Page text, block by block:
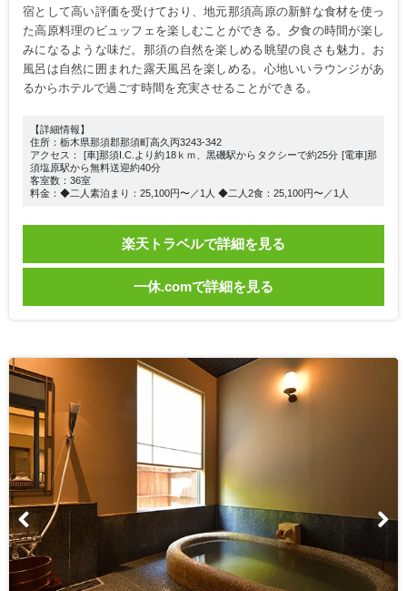
宿として高い評価を受けており、地元那須高原の新鮮な食材を使っ
た高原料理のビュッフェを楽しむことができる。夕食の時間が楽し
みになるような味だ。那須の自然を楽しめる眺望の良さも魅力。お
風呂は自然に囲まれた露天風呂を楽しめる。心地いいラウンジがあ
るからホテルで過ごす時間を充実させることができる。
【詳細情報】
住所：栃木県那須郡那須町高久丙3243-342
アクセス： [車]那須I.C.より約18ｋｍ、黒磯駅からタクシーで約25分 [電車]那
須塩原駅から無料送迎約40分
客室数：36室
料金：◆二人素泊まり：25,100円〜／1人 ◆二人2食：25,100円〜／1人
楽天トラベルで詳細を見る
一休.comで詳細を見る